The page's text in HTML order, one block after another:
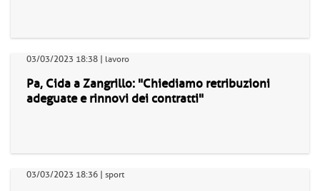
03/03/2023 18:38 | lavoro
Pa, Cida a Zangrillo: "Chiediamo retribuzioni
adeguate e rinnovi dei contratti"
03/03/2023 18:36 | sport